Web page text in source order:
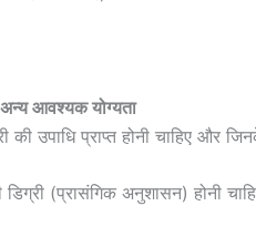
अन्य आवश्यक योग्यता
की उपाधि प्राप्त होनी चाहिए
(प्रासंगिक अनुशासन) होनी